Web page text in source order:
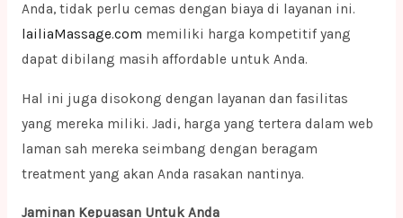
Anda, tidak perlu cemas dengan biaya di layanan ini.
lailiaMassage.com memiliki harga kompetitif yang
dapat dibilang masih affordable untuk Anda.
Hal ini juga disokong dengan layanan dan fasilitas
yang mereka miliki. Jadi, harga yang tertera dalam web
laman sah mereka seimbang dengan beragam
treatment yang akan Anda rasakan nantinya.
Jaminan Kepuasan Untuk Anda